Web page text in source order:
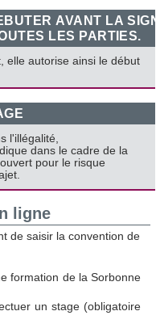
AVANT LA
LES PARTIES.
elle autorise ainsi le début
l'illégalité,
dans le cadre de la
pour le risque
ligne
de saisir la convention de
formation de la Sorbonne
un stage (obligatoire